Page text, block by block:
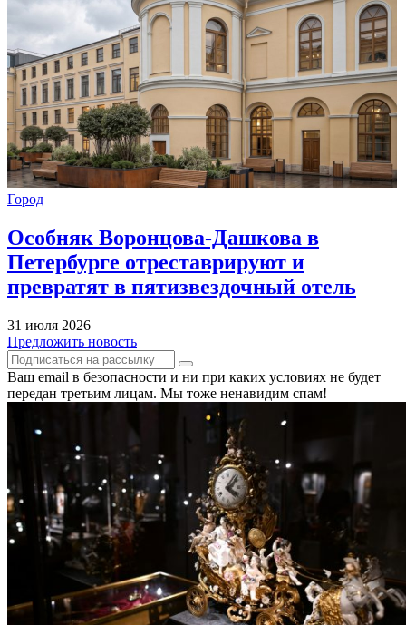
Город
Особняк Воронцова-Дашкова в
Петербурге отреставрируют и
превратят в пятизвездочный отель
31 июля 2026
Предложить новость
Ваш email в безопасности и ни при каких условиях не будет
передан третьим лицам. Мы тоже ненавидим спам!